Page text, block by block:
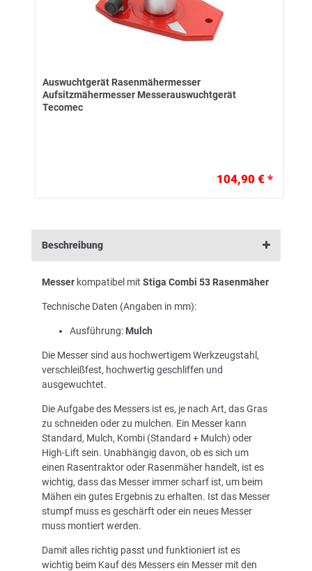
Auswuchtgerät Rasenmähermesser
Aufsitzmähermesser Messerauswuchtgerät
Tecomec
104,90 € *
Beschreibung
Messer kompatibel mit Stiga Combi 53 Rasenmäher
Technische Daten (Angaben in mm):
Ausführung: Mulch
Die Messer sind aus hochwertigem Werkzeugstahl,
verschleißfest, hochwertig geschliffen und
ausgewuchtet.
Die Aufgabe des Messers ist es, je nach Art, das Gras
zu schneiden oder zu mulchen. Ein Messer kann
Standard, Mulch, Kombi (Standard + Mulch) oder
High-Lift sein. Unabhängig davon, ob es sich um
einen Rasentraktor oder Rasenmäher handelt, ist es
wichtig, dass das Messer immer scharf ist, um beim
Mähen ein gutes Ergebnis zu erhalten. Ist das Messer
stumpf muss es geschärft oder ein neues Messer
muss montiert werden.
Damit alles richtig passt und funktioniert ist es
wichtig beim Kauf des Messers ein Messer mit den